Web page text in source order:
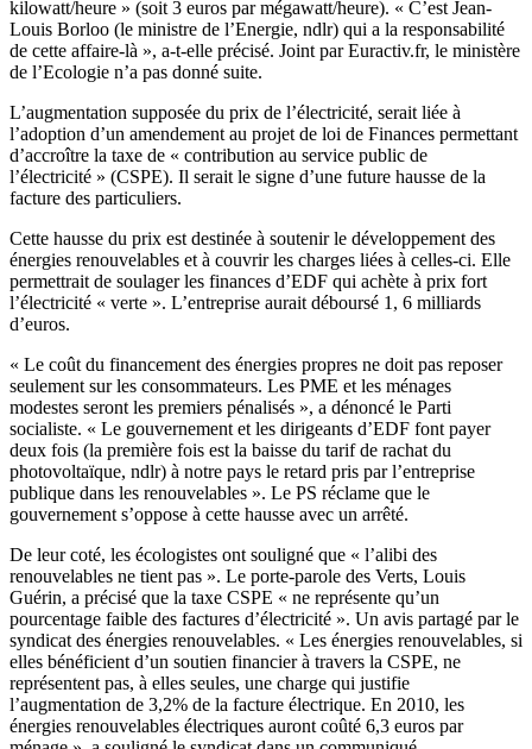
kilowatt/heure » (soit 3 euros par mégawatt/heure). « C’est Jean-
Louis Borloo (le ministre de l’Energie, ndlr) qui a la responsabilité
de cette affaire-là », a-t-elle précisé. Joint par Euractiv.fr, le ministère
de l’Ecologie n’a pas donné suite.
L’augmentation supposée du prix de l’électricité, serait liée à
l’adoption d’un amendement au projet de loi de Finances permettant
d’accroître la taxe de « contribution au service public de
l’électricité » (CSPE). Il serait le signe d’une future hausse de la
facture des particuliers.
Cette hausse du prix est destinée à soutenir le développement des
énergies renouvelables et à couvrir les charges liées à celles-ci. Elle
permettrait de soulager les finances d’EDF qui achète à prix fort
l’électricité « verte ». L’entreprise aurait déboursé 1, 6 milliards
d’euros.
« Le coût du financement des énergies propres ne doit pas reposer
seulement sur les consommateurs. Les PME et les ménages
modestes seront les premiers pénalisés », a dénoncé le Parti
socialiste. « Le gouvernement et les dirigeants d’EDF font payer
deux fois (la première fois est la baisse du tarif de rachat du
photovoltaïque, ndlr) à notre pays le retard pris par l’entreprise
publique dans les renouvelables ». Le PS réclame que le
gouvernement s’oppose à cette hausse avec un arrêté.
De leur coté, les écologistes ont souligné que « l’alibi des
renouvelables ne tient pas ». Le porte-parole des Verts, Louis
Guérin, a précisé que la taxe CSPE « ne représente qu’un
pourcentage faible des factures d’électricité ». Un avis partagé par le
syndicat des énergies renouvelables. « Les énergies renouvelables, si
elles bénéficient d’un soutien financier à travers la CSPE, ne
représentent pas, à elles seules, une charge qui justifie
l’augmentation de 3,2% de la facture électrique. En 2010, les
énergies renouvelables électriques auront coûté 6,3 euros par